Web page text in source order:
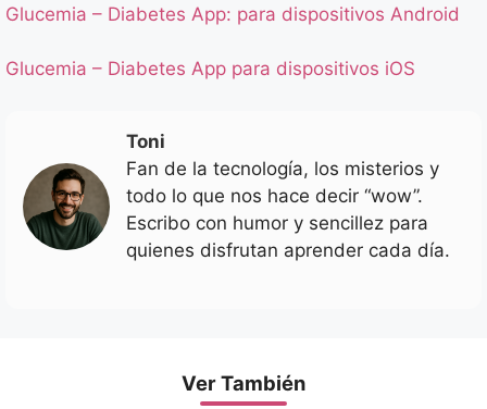
Glucemia – Diabetes App: para dispositivos Android
Glucemia – Diabetes App para dispositivos iOS
Toni
Fan de la tecnología, los misterios y
todo lo que nos hace decir “wow”.
Escribo con humor y sencillez para
quienes disfrutan aprender cada día.
Ver También